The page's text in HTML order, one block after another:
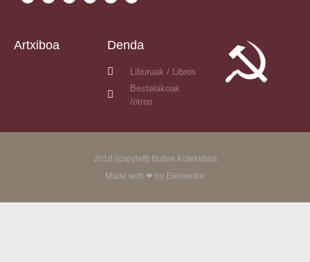
Artxiboa Denda
Liburuak / Libros
Bestelakoak
/otros
2018 (copyleft) Boltxe Kolektiboa
Made with ❤ by Elementor